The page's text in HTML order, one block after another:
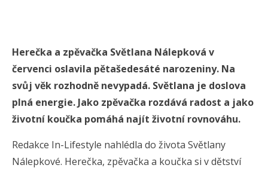
Herečka a zpěvačka Světlana Nálepková v
červenci oslavila pětašedesáté narozeniny. Na
svůj věk rozhodně nevypadá. Světlana je doslova
plná energie. Jako zpěvačka rozdává radost a jako
životní koučka pomáhá najít životní rovnováhu.
Redakce In-Lifestyle nahlédla do života Světlany
Nálepkové. Herečka, zpěvačka a koučka si v dětství